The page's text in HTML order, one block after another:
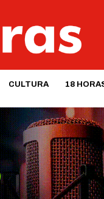
CULTURA 18